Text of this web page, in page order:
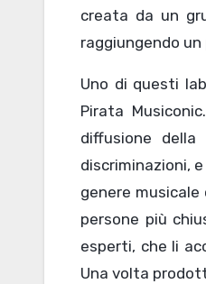
creata da un
raggiungendo
Uno di questi
Pirata
diffusione
discriminazioni,
genere
persone più
esperti, che li
Una volta